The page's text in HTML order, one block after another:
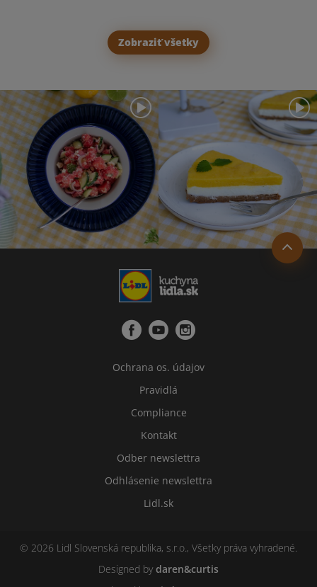
Zobraziť všetky
Ochrana os. údajov
Pravidlá
Compliance
Kontakt
Odber newslettra
Odhlásenie newslettra
Lidl.sk
© 2026 Lidl Slovenská republika, s.r.o., Všetky práva vyhradené.
Designed bydaren&curtis